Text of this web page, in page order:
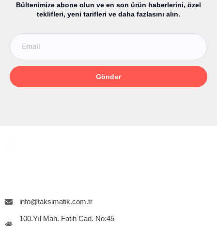
Bültenimize abone olun ve en son ürün haberlerini, özel
teklifleri, yeni tarifleri ve daha fazlasını alın.
Gönder
info@taksimatik.com.tr
100.Yıl Mah. Fatih Cad. No:45